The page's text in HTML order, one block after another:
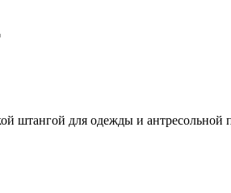
штангой для одежды и антресольной